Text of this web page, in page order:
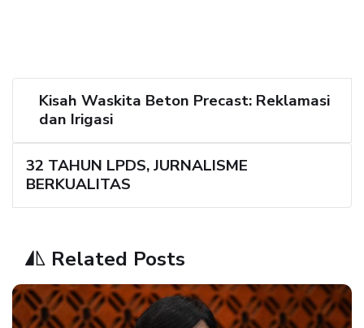
Kisah Waskita Beton Precast: Reklamasi
dan Irigasi
32 TAHUN LPDS, JURNALISME
BERKUALITAS
Related Posts